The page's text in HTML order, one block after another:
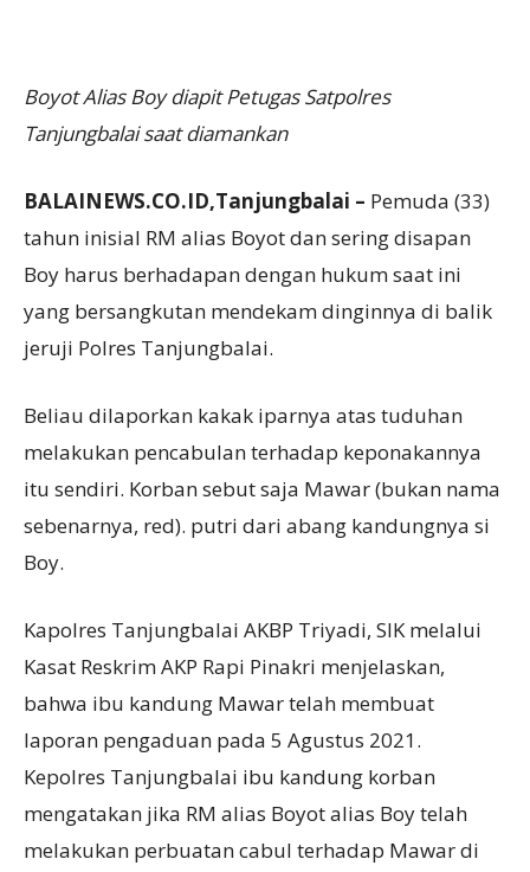
Boyot Alias Boy diapit Petugas Satpolres
Tanjungbalai saat diamankan
BALAINEWS.CO.ID,Tanjungbalai – Pemuda (33)
tahun inisial RM alias Boyot dan sering disapan
Boy harus berhadapan dengan hukum saat ini
yang bersangkutan mendekam dinginnya di balik
jeruji Polres Tanjungbalai.
Beliau dilaporkan kakak iparnya atas tuduhan
melakukan pencabulan terhadap keponakannya
itu sendiri. Korban sebut saja Mawar (bukan nama
sebenarnya, red). putri dari abang kandungnya si
Boy.
Kapolres Tanjungbalai AKBP Triyadi, SIK melalui
Kasat Reskrim AKP Rapi Pinakri menjelaskan,
bahwa ibu kandung Mawar telah membuat
laporan pengaduan pada 5 Agustus 2021.
Kepolres Tanjungbalai ibu kandung korban
mengatakan jika RM alias Boyot alias Boy telah
melakukan perbuatan cabul terhadap Mawar di